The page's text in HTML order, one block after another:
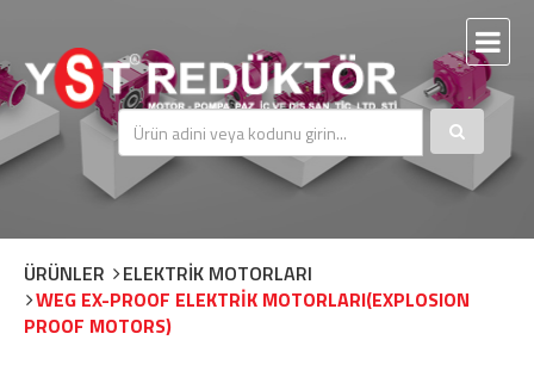
ÜRÜNLER
ELEKTRİK MOTORLARI
WEG EX-PROOF ELEKTRİK MOTORLARI(EXPLOSION
PROOF MOTORS)